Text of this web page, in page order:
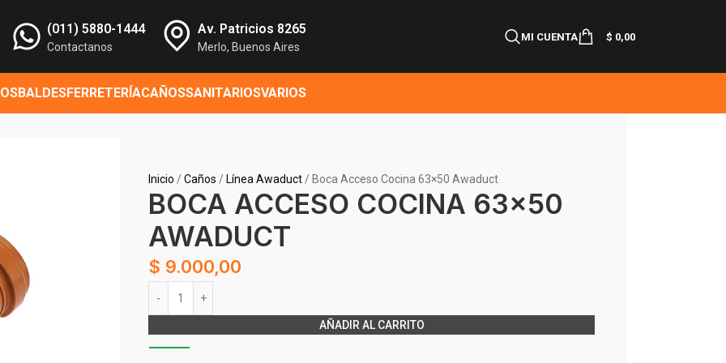
(011) 5880-1444
Contactanos
Av. Patricios 8265
Merlo, Buenos Aires
MI CUENTA $ 0,00
BALDESFERRETERÍACAÑOSSANITARIOSVARIOS
Inicio Caños Línea Awaduct Boca Acceso Cocina 63×50 Awaduct
BOCA ACCESO COCINA 63×50
AWADUCT
$ 9.000,00
AÑADIR AL CARRITO